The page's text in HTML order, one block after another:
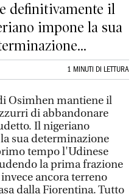
definitivamente il
impone la sua
1 MINUTI DI LETTURA
Osimhen mantiene il
di abbandonare
Il nigeriano
sua determinazione
tempo l'Udinese
la prima frazione
ancora terreno
dalla Fiorentina. Tutto